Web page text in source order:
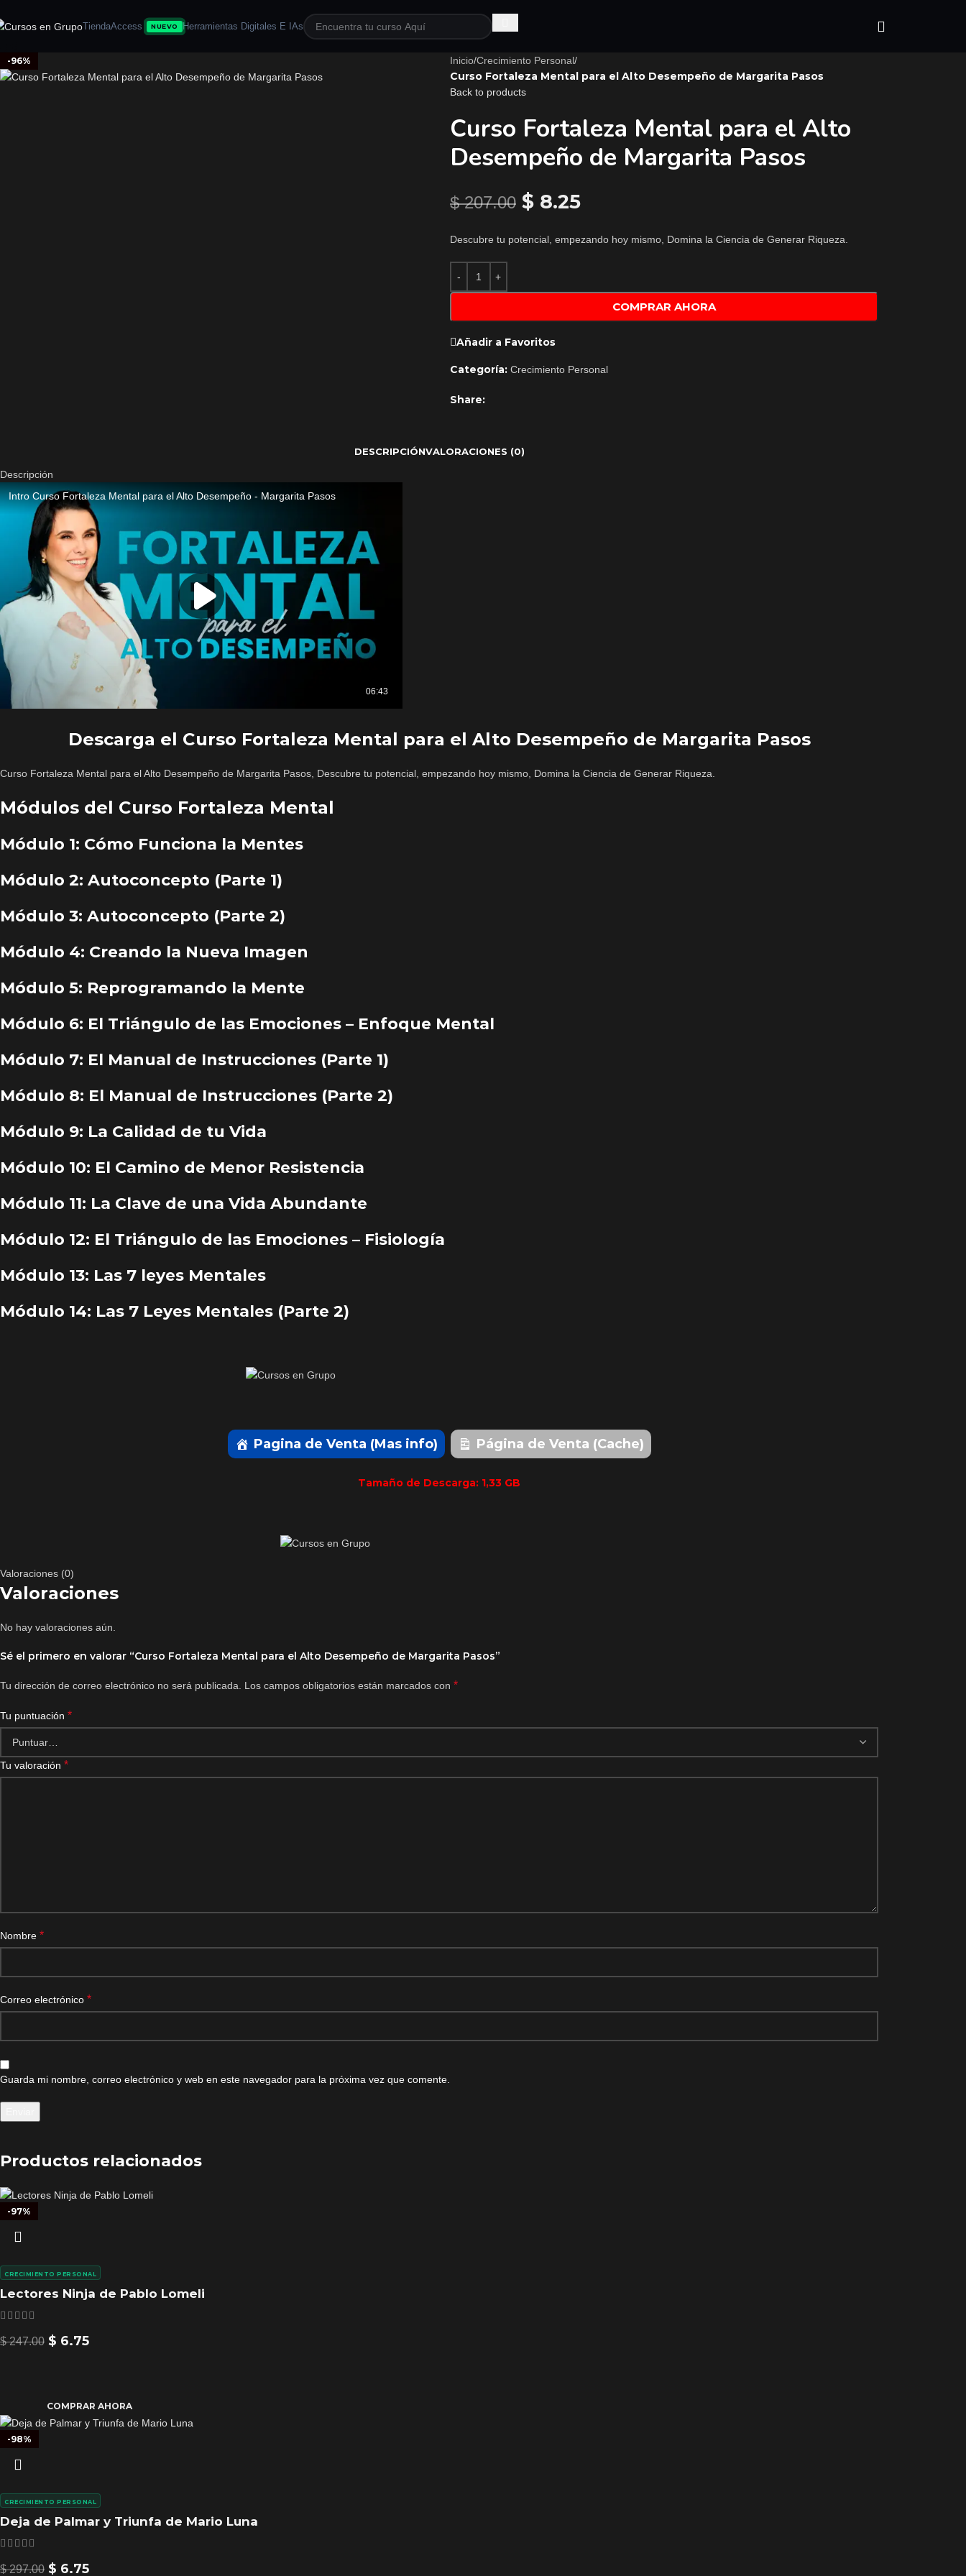
TiendaAccess NUEVO Herramientas Digitales E IAs
-96% Inicio/Crecimiento Personal/
Curso Fortaleza Mental para el Alto Desempeño de Margarita Pasos
Back to products
Curso Fortaleza Mental para el Alto
Desempeño de Margarita Pasos
$207.00 $8.25
Descubre tu potencial, empezando hoy mismo, Domina la Ciencia de Generar Riqueza.
COMPRAR AHORA
Añadir a Favoritos
Categoría: Crecimiento Personal
Share:
DESCRIPCIÓNVALORACIONES (0)
Descripción
Descarga el Curso Fortaleza Mental para el Alto Desempeño de Margarita Pasos
Curso Fortaleza Mental para el Alto Desempeño de Margarita Pasos, Descubre tu potencial, empezando hoy mismo, Domina la Ciencia de Generar Riqueza.
Módulos del Curso Fortaleza Mental
Módulo 1: Cómo Funciona la Mentes
Módulo 2: Autoconcepto (Parte 1)
Módulo 3: Autoconcepto (Parte 2)
Módulo 4: Creando la Nueva Imagen
Módulo 5: Reprogramando la Mente
Módulo 6: El Triángulo de las Emociones – Enfoque Mental
Módulo 7: El Manual de Instrucciones (Parte 1)
Módulo 8: El Manual de Instrucciones (Parte 2)
Módulo 9: La Calidad de tu Vida
Módulo 10: El Camino de Menor Resistencia
Módulo 11: La Clave de una Vida Abundante
Módulo 12: El Triángulo de las Emociones – Fisiología
Módulo 13: Las 7 leyes Mentales
Módulo 14: Las 7 Leyes Mentales (Parte 2)
Pagina de Venta (Mas info) Página de Venta (Cache)
Tamaño de Descarga: 1,33 GB
Valoraciones (0)
Valoraciones
No hay valoraciones aún.
Sé el primero en valorar “Curso Fortaleza Mental para el Alto Desempeño de Margarita Pasos”
Tu dirección de correo electrónico no será publicada. Los campos obligatorios están marcados con *
Tu puntuación *
Tu valoración *
Nombre *
Correo electrónico *
Guarda mi nombre, correo electrónico y web en este navegador para la próxima vez que comente.
Productos relacionados
-97%
Lectores Ninja de Pablo Lomeli
CRECIMIENTO PERSONAL
$247.00 $ 6.75
COMPRAR AHORA
-98%
Deja de Palmar y Triunfa de Mario Luna
CRECIMIENTO PERSONAL
$297.00 $ 6.75